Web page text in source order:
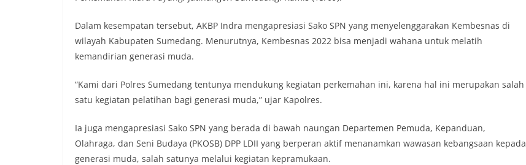
Dalam kesempatan tersebut, AKBP Indra mengapresiasi Sako SPN yang menyelenggarakan Kembesnas di
wilayah Kabupaten Sumedang. Menurutnya, Kembesnas 2022 bisa menjadi wahana untuk melatih
kemandirian generasi muda.
“Kami dari Polres Sumedang tentunya mendukung kegiatan perkemahan ini, karena hal ini merupakan salah
satu kegiatan pelatihan bagi generasi muda,” ujar Kapolres.
Ia juga mengapresiasi Sako SPN yang berada di bawah naungan Departemen Pemuda, Kepanduan,
Olahraga, dan Seni Budaya (PKOSB) DPP LDII yang berperan aktif menanamkan wawasan kebangsaan kepada
generasi muda, salah satunya melalui kegiatan kepramukaan.